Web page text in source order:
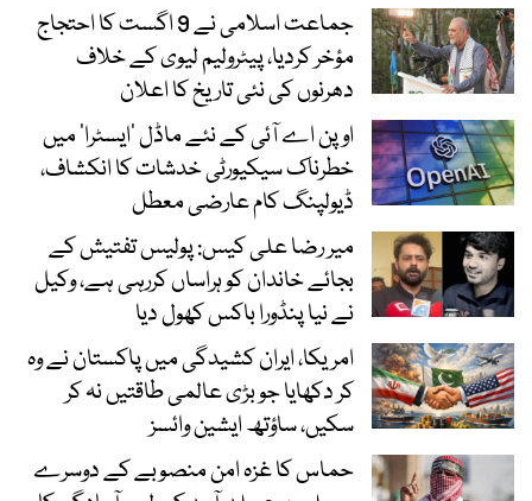
جماعت اسلامی نے 9 اگست کا احتجاج
مؤخر کردیا، پیٹرولیم لیوی کے خلاف
دھرنوں کی نئی تاریخ کا اعلان
اوپن اے آئی کے نئے ماڈل ’ایسٹرا‘ میں
خطرناک سیکیورٹی خدشات کا انکشاف،
ڈیولپنگ کام عارضی معطل
میر رضا علی کیس: پولیس تفتیش کے
بجائے خاندان کو ہراساں کررہی ہے، وکیل
نے نیا پنڈورا باکس کھول دیا
امریکا، ایران کشیدگی میں پاکستان نے وہ
کر دکھایا جو بڑی عالمی طاقتیں نہ کر
سکیں، ساؤتھ ایشین وائسز
حماس کا غزہ امن منصوبے کے دوسرے